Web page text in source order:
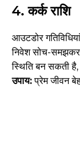
4. कर्क राशि
आउटडोर
निवेश सोच-समझकर
स्थिति बन सकती
उपाय:प्रेम जीवन